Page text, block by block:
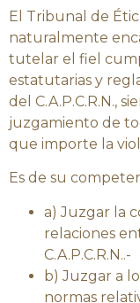
El Tribunal de
naturalmente
tutelar el fiel
estatutarias y
del C.A.P.C.R.N.,
juzgamiento de
que importe la
Es de su
a) Juzgar la
relaciones
C.A.P.C.R.N..-
b) Juzgar a
normas